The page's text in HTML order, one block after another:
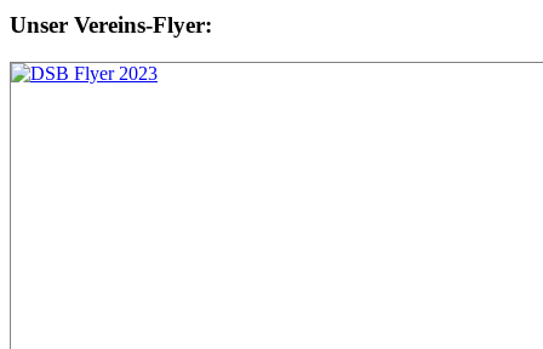
Unser Vereins-Flyer: